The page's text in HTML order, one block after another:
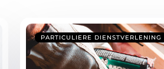
PARTICULIERE DIENSTVERLENING